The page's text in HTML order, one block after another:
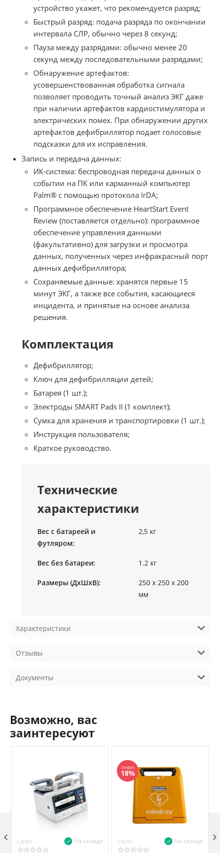
устройство укажет, что рекомендуется разряд;
Быстрый разряд: подача разряда по окончании
интервала СЛР, обычно через 8 секунд;
Пауза между разрядами: обычно менее 20
секунд между последовательными разрядами;
Обнаружение артефактов:
усовершенствованная обработка сигнала
позволяет проводить точный анализ ЭКГ даже
при наличии артефактов кардиостимулятора и
электрических помех. При обнаружении других
артефактов дефибриллятор подает голосовые
подсказки для их исправления.
Запись и передача данных:
ИК-система: беспроводная передача данных о
событии на ПК или карманный компьютер
Palm® с помощью протокола IrDA;
Программное обеспечение HeartStart Event
Review (поставляется отдельно): программное
обеспечение управления данными
(факультативно) для загрузки и просмотра
данных, полученных через инфракрасный порт
данных дефибриллятора;
Сохраняемые данные: хранятся первые 15
минут ЭКГ, а также все события, касающиеся
инцидента, и принятые на основе анализа
решения.
Комплектация
Дефибриллятор;
Ключ для дефибрилляции детей;
Батарея (1 шт.);
Электроды SMART Pads II (1 комплект);
Сумка для хранения и транспортировки (1 шт.);
Инструкция пользователя;
Краткое руководство.
Технические
характеристики
Вес с батареей и
футляром:
2,5 кг
Вес без батареи: 1.2 кг
Размеры (ДхШхВ):
250 х 250 х 200
мм
Характеристики
Отзывы
Документы
Возможно, вас
заинтересуют
V-8901 На складе
СКИДКА
18%
V-9701 На складе
 